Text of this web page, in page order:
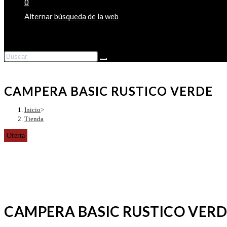
0
Alternar búsqueda de la web
CAMPERA BASIC RUSTICO VERDE
Inicio>
Tienda
Oferta
CAMPERA BASIC RUSTICO